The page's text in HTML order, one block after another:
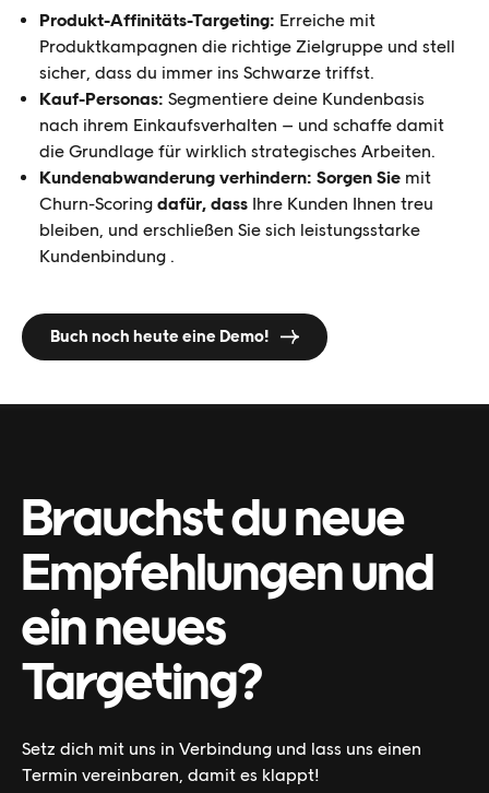
Produkt-Affinitäts-Targeting: Erreiche mit
Produktkampagnen die richtige Zielgruppe und stell
sicher, dass du immer ins Schwarze triffst.
Kauf-Personas: Segmentiere deine Kundenbasis
nach ihrem Einkaufsverhalten – und schaffe damit
die Grundlage für wirklich strategisches Arbeiten.
Kundenabwanderung verhindern: Sorgen Sie mit
Churn-Scoring dafür, dass Ihre Kunden Ihnen treu
bleiben, und erschließen Sie sich leistungsstarke
Kundenbindung .
Buch noch heute eine Demo!
Brauchst du neue
Empfehlungen und
ein neues
Targeting?
Setz dich mit uns in Verbindung und lass uns einen
Termin vereinbaren, damit es klappt!